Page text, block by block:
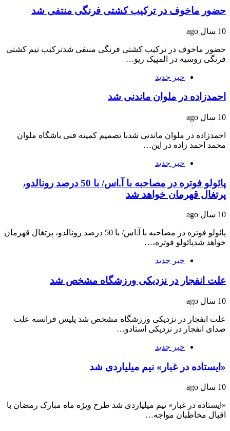
حضور ماخوف در ترکیب کشتی فرنگی منتفی شد
10 سال ago
حضور ماخوف در ترکیب کشتی فرنگی منتفی شدترکیب تیم کشتی
فرنگی روسیه در المپیک ریو…
خبر جدید
احمدزاده در ملوان ماندنی شد
10 سال ago
احمدزاده در ملوان ماندنی شدبا تصمیم کمیته فنی باشگاه ملوان
محمد احمد زاده در این…
خبر جدید
پائولو فوتره در مصاحبه با آ.اس/ با 50 درصد رونالدو،
پرتغال قهرمان خواهد شد
10 سال ago
پائولو فوتره در مصاحبه با آ.اس/ با 50 درصد رونالدو، پرتغال قهرمان
خواهد شدپائولو فوتره،…
خبر جدید
علت انفجار در نزدیکی ورزشگاه مشخص شد
10 سال ago
علت انفجار در نزدیکی ورزشگاه مشخص شد پلیس فرانسه علت
صدای انفجار در نزدیکی استاد‌و…
خبر جدید
«ایستاده در غبار» نیم میلیاردی شد
10 سال ago
«ایستاده در غبار» نیم میلیاردی شد طرح ویژه ماه مبارک رمضان با
اقبال مخاطبان مواجه…